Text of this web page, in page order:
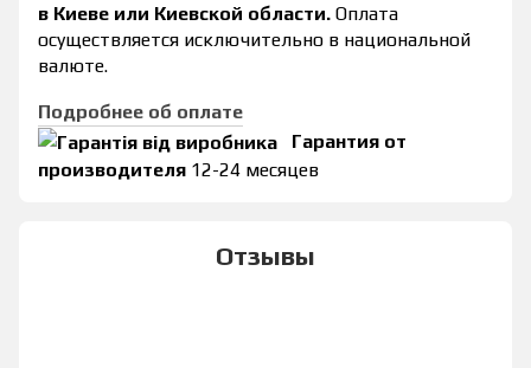
в Киеве или Киевской области. Оплата
осуществляется исключительно в национальной
валюте.
Подробнее об оплате
Гарантия от
производителя 12-24 месяцев
Отзывы